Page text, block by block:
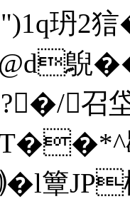
玬2
@d
召
T��*^
簟